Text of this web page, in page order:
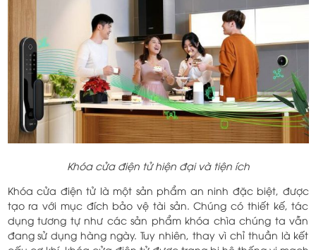
Khóa cửa điện tử hiện đại và tiện ích
Khóa cửa điện tử là một sản phẩm an ninh đặc biệt, được
tạo ra với mục đích bảo vệ tài sản. Chúng có thiết kế, tác
dụng tương tự như các sản phẩm khóa chìa chúng ta vẫn
đang sử dụng hàng ngày. Tuy nhiên, thay vì chỉ thuần là kết